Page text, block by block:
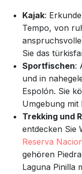
Kajak:
Tempo, von
Sie das
Sportfischen:
und in
Espolón. Sie
Umgebung mit
Trekking und
entdecken Sie
Reserva
gehören
Laguna Pinilla